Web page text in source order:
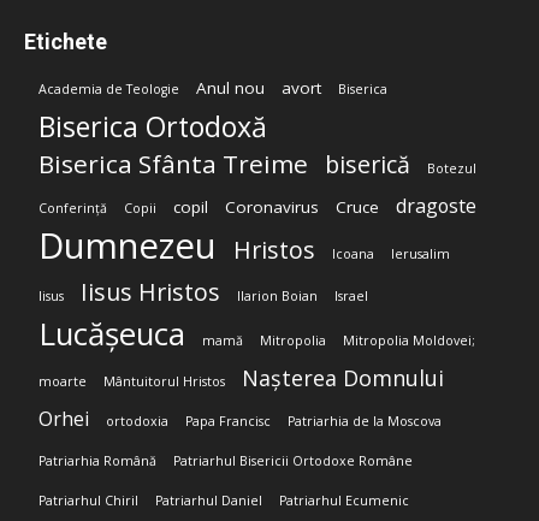
Etichete
Academia de Teologie Anul nou avort Biserica
Biserica Ortodoxă
Biserica Sfânta Treime biserică Botezul
Conferință Copii copil Coronavirus Cruce dragoste
Dumnezeu Hristos Icoana Ierusalim
Iisus Iisus Hristos Ilarion Boian Israel
Lucășeuca mamă Mitropolia Mitropolia Moldovei;
moarte Mântuitorul Hristos Nașterea Domnului
Orhei ortodoxia Papa Francisc Patriarhia de la Moscova
Patriarhia Română Patriarhul Bisericii Ortodoxe Române
Patriarhul Chiril Patriarhul Daniel Patriarhul Ecumenic